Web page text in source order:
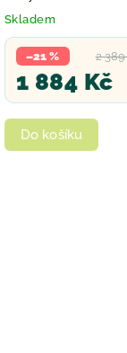
100%
Skladem
2 389
–21 %
1 884 Kč
Do košíku